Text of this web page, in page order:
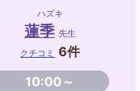
ハズキ
蓮季 先生
クチコミ
6件
10:00～